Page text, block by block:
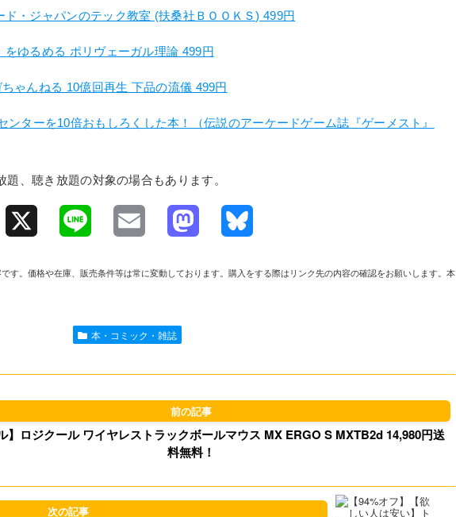
・ジャパンのテック教室 (扶桑社ＢＯＯＫＳ) 499円
ゆるめる ポリヴェーガル理論 499円
ゃんねる 10億回再生 下品の流儀 499円
ターを10倍おもしろくした本！（伝説のアーケードゲーム誌『ゲーメスト』
題、聴き放題の対象の場合もあります。
l
d
o
n
k
す。価格や在庫、販売条件等は常に変動しております。購入をする際はリンク先の内容の確認をお願いします。本
本・コミック・雑誌
】ロジクール ワイヤレストラックボールマウス MX ERGO S MXTB2d 14,980円送
料無料！